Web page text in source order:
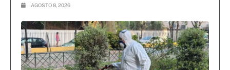
AGOSTO 8, 2026